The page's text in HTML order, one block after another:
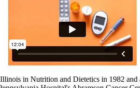
in Nutrition and Dietetics in 1982 and